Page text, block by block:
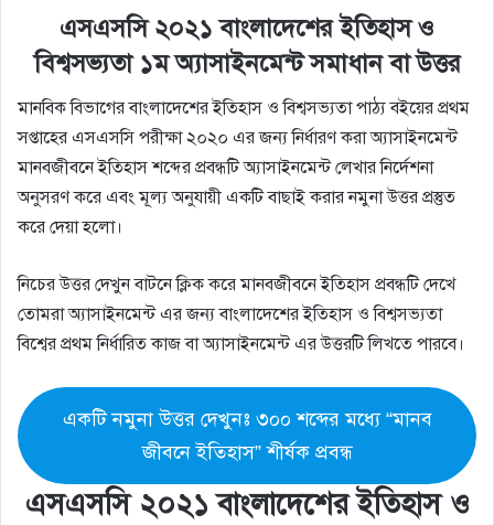
এসএসসি ২০২১ বাংলাদেশের ইতিহাস ও
বিশ্বসভ্যতা ১ম অ্যাসাইনমেন্ট সমাধান বা উত্তর
মানবিক বিভাগের বাংলাদেশের ইতিহাস ও বিশ্বসভ্যতা পাঠ্য বইয়ের প্রথম
সপ্তাহের এসএসসি পরীক্ষা ২০২০ এর জন্য নির্ধারণ করা অ্যাসাইনমেন্ট
মানবজীবনে ইতিহাস শব্দের প্রবন্ধটি অ্যাসাইনমেন্ট লেখার নির্দেশনা
অনুসরণ করে এবং মূল্য অনুযায়ী একটি বাছাই করার নমুনা উত্তর প্রস্তুত
করে দেয়া হলো।
নিচের উত্তর দেখুন বাটনে ক্লিক করে মানবজীবনে ইতিহাস প্রবন্ধটি দেখে
তোমরা অ্যাসাইনমেন্ট এর জন্য বাংলাদেশের ইতিহাস ও বিশ্বসভ্যতা
বিশ্বের প্রথম নির্ধারিত কাজ বা অ্যাসাইনমেন্ট এর উত্তরটি লিখতে পারবে।
একটি নমুনা উত্তর দেখুনঃ ৩০০ শব্দের মধ্যে “মানব
জীবনে ইতিহাস” শীর্ষক প্রবন্ধ
এসএসসি ২০২১ বাংলাদেশের ইতিহাস ও